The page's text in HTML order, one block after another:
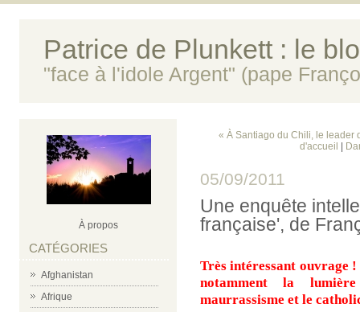
Patrice de Plunkett : le
"face à l'idole Argent" (pape
À propos
CATÉGORIES
Afghanistan
Afrique
« À Santiago du Chili, le leader
d'accueil
05/09/2011
Une enquête
française', de
Très intéressant ouvrage
notamment la
maurrassisme et le